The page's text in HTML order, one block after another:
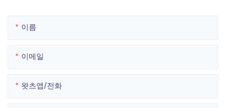
이름
이메일
왓츠앱/전화